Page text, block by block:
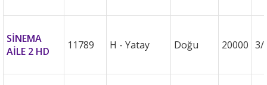
SİNEMA
AİLE 2 HD
11789 H - Yatay Doğu 20000 3/